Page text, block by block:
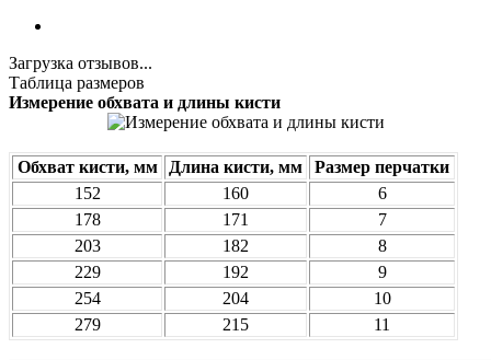
Загрузка отзывов...
Таблица размеров
Измерение обхвата и длины кисти
Обхват кисти, мм Длина кисти, мм
Размер перчатки
152
160
6
178
171
7
203
182
8
229
192
9
254
204
10
279
215 11